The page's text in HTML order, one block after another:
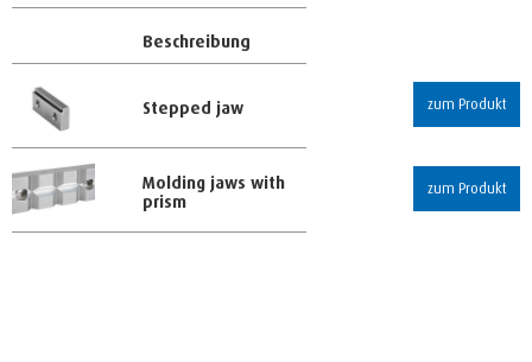
Beschreibung
Stepped jaw zum Produkt
Molding jaws with
prism
zum Produkt